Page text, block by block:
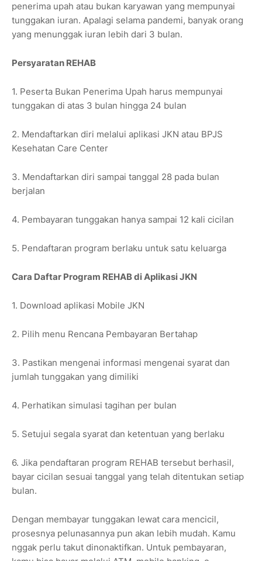
penerima upah atau bukan karyawan yang mempunyai
tunggakan iuran. Apalagi selama pandemi, banyak orang
yang menunggak iuran lebih dari 3 bulan.
Persyaratan REHAB
1. Peserta Bukan Penerima Upah harus mempunyai
tunggakan di atas 3 bulan hingga 24 bulan
2. Mendaftarkan diri melalui aplikasi JKN atau BPJS
Kesehatan Care Center
3. Mendaftarkan diri sampai tanggal 28 pada bulan
berjalan
4. Pembayaran tunggakan hanya sampai 12 kali cicilan
5. Pendaftaran program berlaku untuk satu keluarga
Cara Daftar Program REHAB di Aplikasi JKN
1. Download aplikasi Mobile JKN
2. Pilih menu Rencana Pembayaran Bertahap
3. Pastikan mengenai informasi mengenai syarat dan
jumlah tunggakan yang dimiliki
4. Perhatikan simulasi tagihan per bulan
5. Setujui segala syarat dan ketentuan yang berlaku
6. Jika pendaftaran program REHAB tersebut berhasil,
bayar cicilan sesuai tanggal yang telah ditentukan setiap
bulan.
Dengan membayar tunggakan lewat cara mencicil,
prosesnya pelunasannya pun akan lebih mudah. Kamu
nggak perlu takut dinonaktifkan. Untuk pembayaran,